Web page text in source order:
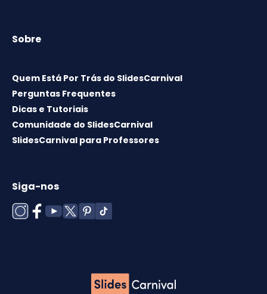
Sobre
Quem Está Por Trás do SlidesCarnival
Perguntas Frequentes
Dicas e Tutoriais
Comunidade do SlidesCarnival
SlidesCarnival para Professores
Siga-nos